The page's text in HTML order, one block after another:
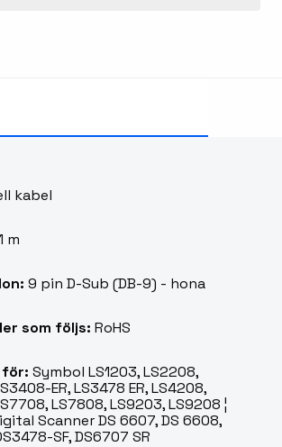
kabel
m
9 pin D-Sub (DB-9) - hona
som följs:RoHS
för:Symbol LS1203, LS2208,
ER, LS3478 ER, LS4208,
LS7808, LS9203, LS9208 ¦
Scanner DS 6607, DS 6608,
SF, DS6707 SR